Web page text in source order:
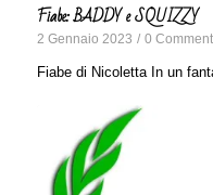
Fiabe: BADDY e SQUIZZY
2 Gennaio 2023 / 0
Fiabe di Nicoletta In un